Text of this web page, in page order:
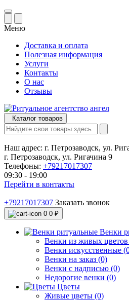
Меню
Доставка и оплата
Полезная информация
Услуги
Контакты
О нас
Отзывы
Каталог товаров
Наш адрес: г. Петрозаводск, ул.
г. Петрозаводск, ул. Ригачина 9
Телефоны: +79217017307
09:30 - 19:00
Перейти в контакты
+79217017307 Заказать звонок
0 0 ₽
Венки
Венки из живых
Венки искусственные
Венки на заказ (0)
Венки с надписью (0)
Недорогие венки (0)
Цветы
Живые цветы (0)